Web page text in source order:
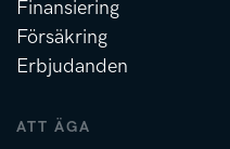
Finansiering
Försäkring
Erbjudanden
ATT ÄGA